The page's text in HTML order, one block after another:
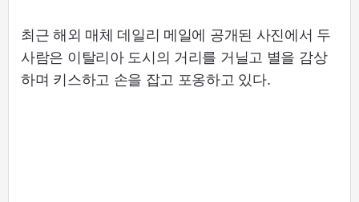
최근 해외 매체 데일리 메일에 공개된 사진에서 두
사람은 이탈리아 도시의 거리를 거닐고 별을 감상
하며 키스하고 손을 잡고 포옹하고 있다.